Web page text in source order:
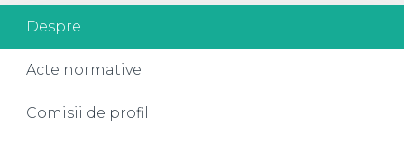
Despre
Acte normative
Comisii de profil